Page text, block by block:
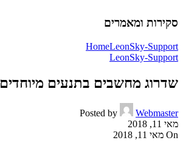
סקירות ומאמרים
HomeLeonSky-Support
LeonSky-Support
שדרוג מחשבים בתנעים מיוחדים
Posted by
Webmaster
מאי 11, 2018
On מאי 11, 2018